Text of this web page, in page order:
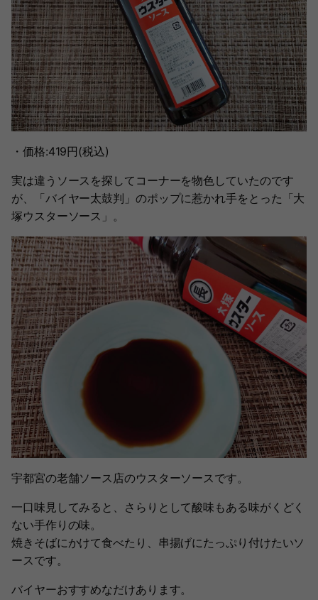
・価格:419円(税込)
実は違うソースを探してコーナーを物色していたのです
が、「バイヤー太鼓判」のポップに惹かれ手をとった「大
塚ウスターソース」。
宇都宮の老舗ソース店のウスターソースです。
一口味見してみると、さらりとして酸味もある味がくどく
ない手作りの味。
焼きそばにかけて食べたり、串揚げにたっぷり付けたいソ
ースです。
バイヤーおすすめなだけあります。